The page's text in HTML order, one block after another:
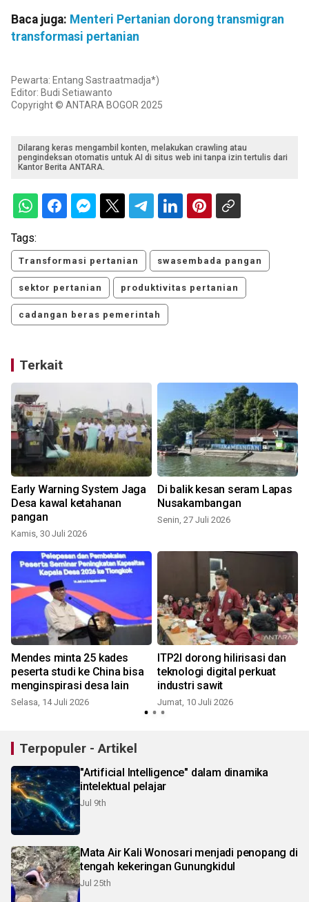
Baca juga: Menteri Pertanian dorong transmigran
transformasi pertanian
Pewarta: Entang Sastraatmadja*)
Editor: Budi Setiawanto
Copyright © ANTARA BOGOR 2025
Dilarang keras mengambil konten, melakukan crawling atau
pengindeksan otomatis untuk AI di situs web ini tanpa izin tertulis dari
Kantor Berita ANTARA.
Tags:
Transformasi pertanian swasembada pangan
sektor pertanian produktivitas pertanian
cadangan beras pemerintah
Terkait
Early Warning System Jaga
Desa kawal ketahanan
pangan
Kamis, 30 Juli 2026
Di balik kesan seram Lapas
Nusakambangan
Senin, 27 Juli 2026
Mendes minta 25 kades
peserta studi ke China bisa
menginspirasi desa lain
Selasa, 14 Juli 2026
ITP2I dorong hilirisasi dan
teknologi digital perkuat
industri sawit
Jumat, 10 Juli 2026
Terpopuler - Artikel
"Artificial Intelligence" dalam dinamika
intelektual pelajar
Jul 9th
Mata Air Kali Wonosari menjadi penopang di
tengah kekeringan Gunungkidul
Jul 25th